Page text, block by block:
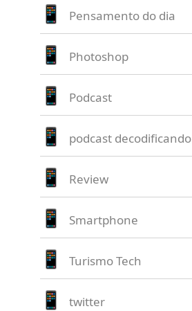
Pensamento do dia
Photoshop
Podcast
podcast decodificando
Review
Smartphone
Turismo Tech
twitter